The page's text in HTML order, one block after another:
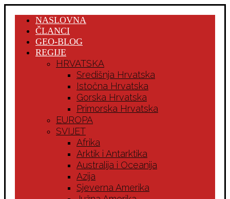
NASLOVNA
ČLANCI
GEO-BLOG
REGIJE
HRVATSKA
Središnja Hrvatska
Istočna Hrvatska
Gorska Hrvatska
Primorska Hrvatska
EUROPA
SVIJET
Afrika
Arktik i Antarktika
Australija i Oceanija
Azija
Sjeverna Amerika